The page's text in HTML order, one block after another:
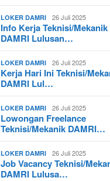
LOKER DAMRI 26 Juli 2025
Info Kerja Teknisi/Mekanik
DAMRI Lulusan…
LOKER DAMRI 26 Juli 2025
Kerja Hari Ini Teknisi/
DAMRI Lul…
LOKER DAMRI 26 Juli 2025
Lowongan Freelance
Teknisi/Mekanik DAMRI…
LOKER DAMRI 26 Juli 2025
Job Vacancy Teknisi/
DAMRI Lulusa…